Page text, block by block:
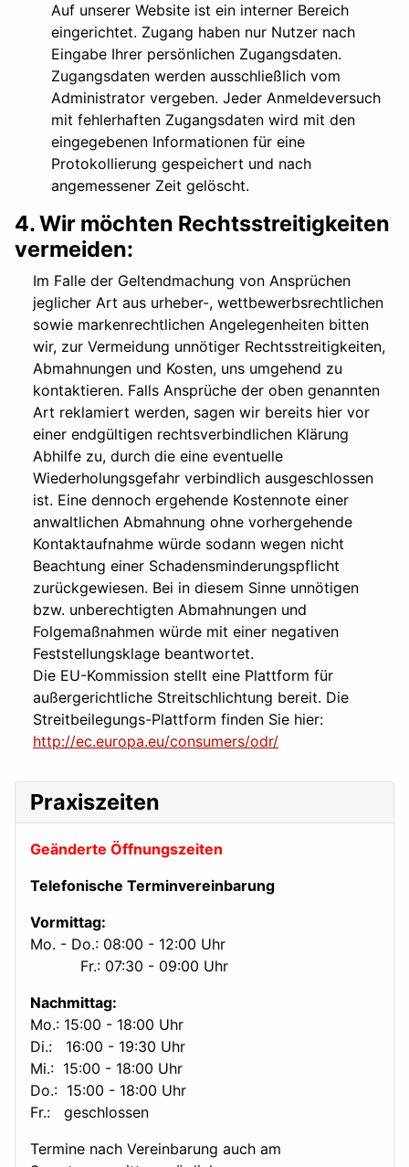
Auf unserer Website ist ein interner Bereich
eingerichtet. Zugang haben nur Nutzer nach
Eingabe Ihrer persönlichen Zugangsdaten.
Zugangsdaten werden ausschließlich vom
Administrator vergeben. Jeder Anmeldeversuch
mit fehlerhaften Zugangsdaten wird mit den
eingegebenen Informationen für eine
Protokollierung gespeichert und nach
angemessener Zeit gelöscht.
4. Wir möchten Rechtsstreitigkeiten
vermeiden:
Im Falle der Geltendmachung von Ansprüchen
jeglicher Art aus urheber-, wettbewerbsrechtlichen
sowie markenrechtlichen Angelegenheiten bitten
wir, zur Vermeidung unnötiger Rechtsstreitigkeiten,
Abmahnungen und Kosten, uns umgehend zu
kontaktieren. Falls Ansprüche der oben genannten
Art reklamiert werden, sagen wir bereits hier vor
einer endgültigen rechtsverbindlichen Klärung
Abhilfe zu, durch die eine eventuelle
Wiederholungsgefahr verbindlich ausgeschlossen
ist. Eine dennoch ergehende Kostennote einer
anwaltlichen Abmahnung ohne vorhergehende
Kontaktaufnahme würde sodann wegen nicht
Beachtung einer Schadensminderungspflicht
zurückgewiesen. Bei in diesem Sinne unnötigen
bzw. unberechtigten Abmahnungen und
Folgemaßnahmen würde mit einer negativen
Feststellungsklage beantwortet.
Die EU-Kommission stellt eine Plattform für
außergerichtliche Streitschlichtung bereit. Die
Streitbeilegungs-Plattform finden Sie hier:
http://ec.europa.eu/consumers/odr/
Praxiszeiten
Geänderte Öffnungszeiten
Telefonische Terminvereinbarung
Vormittag:
Mo. - Do.: 08:00 - 12:00 Uhr
Fr.: 07:30 - 09:00 Uhr
Nachmittag:
Mo.: 15:00 - 18:00 Uhr
Di.: 16:00 - 19:30 Uhr
Mi.: 15:00 - 18:00 Uhr
Do.: 15:00 - 18:00 Uhr
Fr.: geschlossen
Termine nach Vereinbarung auch am